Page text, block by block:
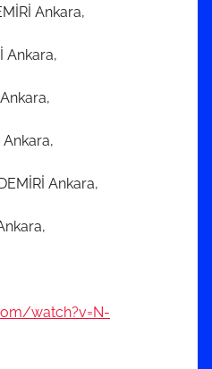
Ankara,
Ankara,
Ankara,
Ankara,
watch?v=N-